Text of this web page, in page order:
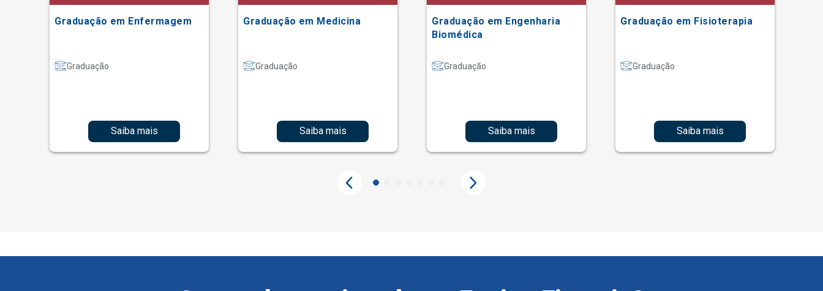
Graduação em Enfermagem
Graduação
Saiba mais
Graduação em Medicina
Graduação
Saiba mais
Graduação em Engenharia
Biomédica
Graduação
Saiba mais
Graduação em Fisioterapia
Graduação
Saiba mais